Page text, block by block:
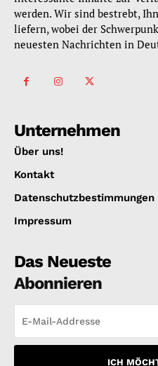
werden. Wir sind bestrebt,
liefern, wobei der
neuesten Nachrichten in
Unternehmen
Über uns!
Kontakt
Datenschutzbestimmungen
Impressum
Das Neueste
Abonnieren
ICH